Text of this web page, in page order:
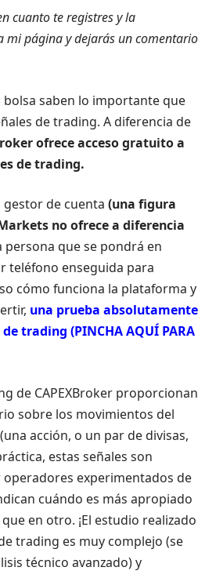
cuanto te registres y la
mi página y dejarás un comentario
bolsa saben lo importante que
de trading. A diferencia de
ofrece acceso gratuito a
de trading.
de cuenta (una figura
no ofrece a diferencia
persona que se pondrá en
teléfono enseguida para
cómo funciona la plataforma y
una prueba absolutamente
trading (PINCHA AQUÍ PARA
de CAPEXBroker proporcionan
sobre los movimientos del
acción, o un par de divisas,
estas señales son
experimentados de
cuándo es más apropiado
en otro. ¡El estudio realizado
trading es muy complejo (se
técnico avanzado) y